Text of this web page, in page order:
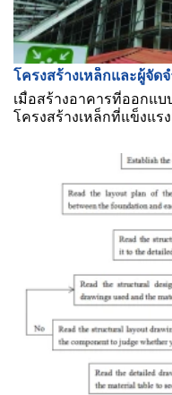
โครงสร้างเหล็กและผู้จัด
เมื่อสร้างอาคารที่ออกแ
โครงสร้างเหล็กที่แข็งแ
บ้าง? บริษัทก่อสร้างโคร
ไหน? ในบทความนี้